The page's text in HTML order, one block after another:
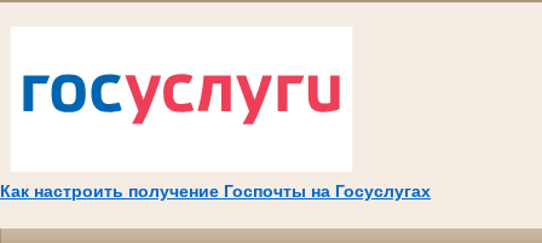
Как настроить получение Госпочты на Госуслугах